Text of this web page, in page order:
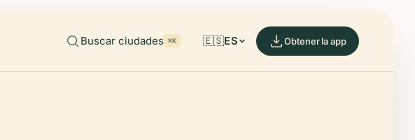
Buscar ciudades ⌘K 🇪🇸ES Obtener la app